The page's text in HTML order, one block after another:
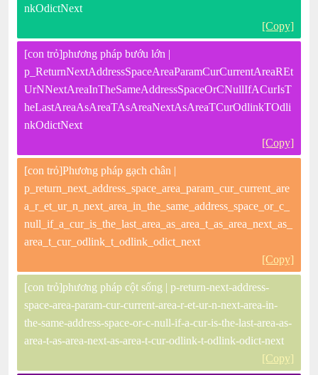
nkOdictNext
[Copy]
[con trỏ]phương pháp bướu lớn |
p_ReturnNextAddressSpaceAreaParamCurCurrentAreaREt
UrNNextAreaInTheSameAddressSpaceOrCNullIfACurIsT
heLastAreaAsAreaTAsAreaNextAsAreaTCurOdlinkTOdli
nkOdictNext
[Copy]
[con trỏ]Phương pháp gạch chân |
p_return_next_address_space_area_param_cur_current_are
a_r_et_ur_n_next_area_in_the_same_address_space_or_c_
null_if_a_cur_is_the_last_area_as_area_t_as_area_next_as_
area_t_cur_odlink_t_odlink_odict_next
[Copy]
[con trỏ]phương pháp cột sống | p-return-next-address-
space-area-param-cur-current-area-r-et-ur-n-next-area-in-
the-same-address-space-or-c-null-if-a-cur-is-the-last-area-as-
area-t-as-area-next-as-area-t-cur-odlink-t-odlink-odict-next
[Copy]